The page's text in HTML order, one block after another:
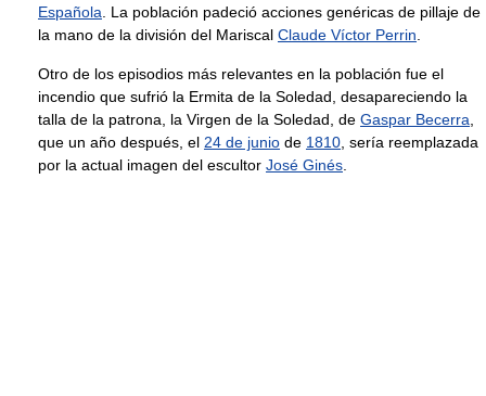
Española. La población padeció acciones genéricas de pillaje de
la mano de la división del Mariscal Claude Víctor Perrin.
Otro de los episodios más relevantes en la población fue el
incendio que sufrió la Ermita de la Soledad, desapareciendo la
talla de la patrona, la Virgen de la Soledad, de Gaspar Becerra,
que un año después, el 24 de junio de 1810, sería reemplazada
por la actual imagen del escultor José Ginés.